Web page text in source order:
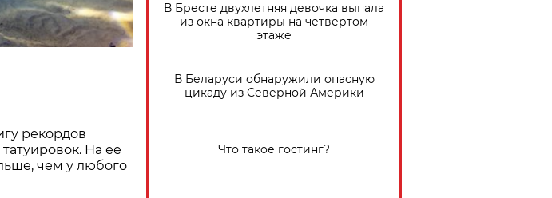
рекордов
На ее
чем у любого
В Бресте двухлетняя девочка выпала
из окна квартиры на четвертом
этаже
В Беларуси обнаружили опасную
цикаду из Северной Америки
Что такое гостинг?